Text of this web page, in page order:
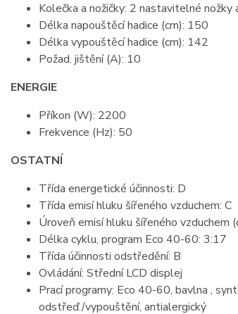
Kolečka a nožičky: 2 nastavitelné nožky
Délka napouštěcí hadice (cm): 150
Délka vypouštěcí hadice (cm): 142
Požad. jištění (A): 10
ENERGIE
Příkon (W): 2200
Frekvence (Hz): 50
OSTATNÍ
Třída energetické účinnosti: D
Třída emisí hluku šířeného vzduchem: C
Úroveň emisí hluku šířeného vzduchem
Délka cyklu, program Eco 40-60: 3:17
Třída účinnosti odstředění: B
Ovládání: Střední LCD displej
Prací programy: Eco 40-60, bavlna ,
odstřeď./vypouštění, antialergický